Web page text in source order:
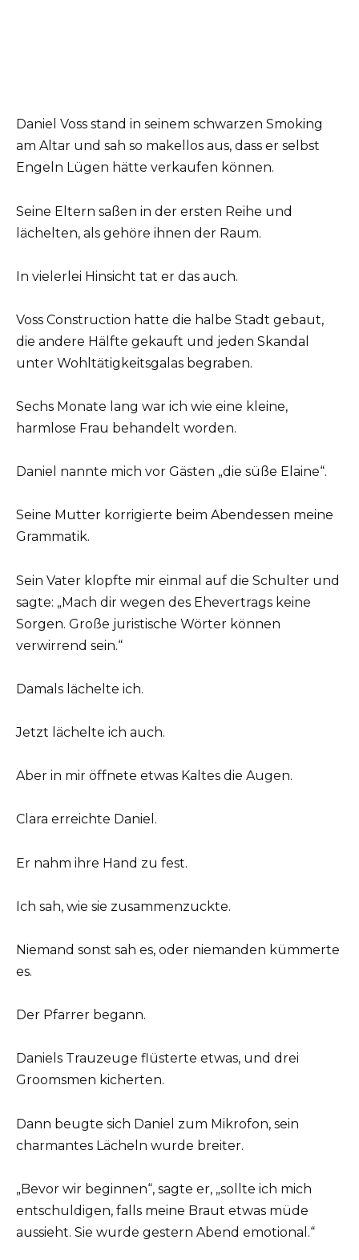
Daniel Voss stand in seinem schwarzen Smoking
am Altar und sah so makellos aus, dass er selbst
Engeln Lügen hätte verkaufen können.
Seine Eltern saßen in der ersten Reihe und
lächelten, als gehöre ihnen der Raum.
In vielerlei Hinsicht tat er das auch.
Voss Construction hatte die halbe Stadt gebaut,
die andere Hälfte gekauft und jeden Skandal
unter Wohltätigkeitsgalas begraben.
Sechs Monate lang war ich wie eine kleine,
harmlose Frau behandelt worden.
Daniel nannte mich vor Gästen „die süße Elaine“.
Seine Mutter korrigierte beim Abendessen meine
Grammatik.
Sein Vater klopfte mir einmal auf die Schulter und
sagte: „Mach dir wegen des Ehevertrags keine
Sorgen. Große juristische Wörter können
verwirrend sein.“
Damals lächelte ich.
Jetzt lächelte ich auch.
Aber in mir öffnete etwas Kaltes die Augen.
Clara erreichte Daniel.
Er nahm ihre Hand zu fest.
Ich sah, wie sie zusammenzuckte.
Niemand sonst sah es, oder niemanden kümmerte
es.
Der Pfarrer begann.
Daniels Trauzeuge flüsterte etwas, und drei
Groomsmen kicherten.
Dann beugte sich Daniel zum Mikrofon, sein
charmantes Lächeln wurde breiter.
„Bevor wir beginnen“, sagte er, „sollte ich mich
entschuldigen, falls meine Braut etwas müde
aussieht. Sie wurde gestern Abend emotional.“